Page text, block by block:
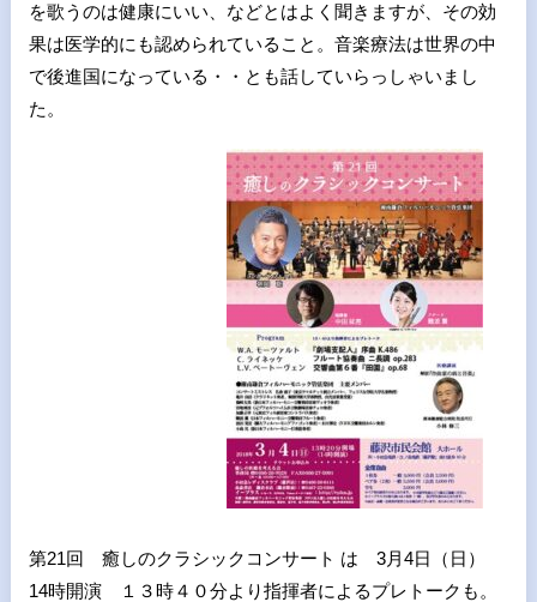
を歌うのは健康にいい、などとはよく聞きますが、その効
果は医学的にも認められていること。音楽療法は世界の中
で後進国になっている・・とも話していらっしゃいまし
た。
第21回 癒しのクラシックコンサート は 3月4日（日）
14時開演 １３時４０分より指揮者によるプレトークも。